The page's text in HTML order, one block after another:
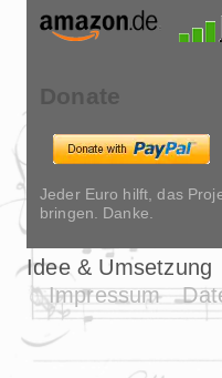
Donate
Jeder Euro hilft, das
bringen. Danke.
Idee & Umsetzung
Impressum